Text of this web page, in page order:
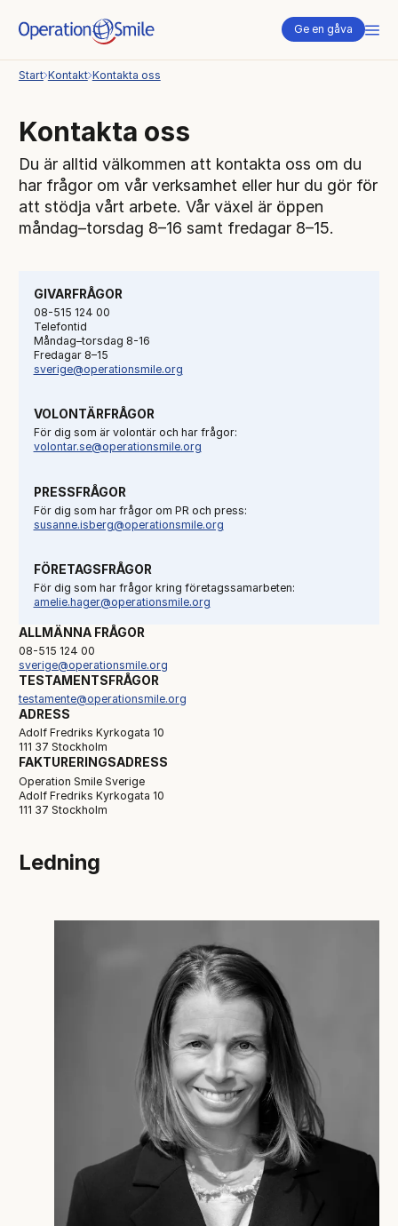
Ge en gåva
Start Kontakt Kontakta oss
Kontakta oss
Du är alltid välkommen att kontakta oss om du
har frågor om vår verksamhet eller hur du gör för
att stödja vårt arbete. Vår växel är öppen
måndag–torsdag 8–16 samt fredagar 8–15.
GIVARFRÅGOR
08-515 124 00
Telefontid
Måndag–torsdag 8-16
Fredagar 8–15
sverige@operationsmile.org
VOLONTÄRFRÅGOR
För dig som är volontär och har frågor:
volontar.se@operationsmile.org
PRESSFRÅGOR
För dig som har frågor om PR och press:
susanne.isberg@operationsmile.org
FÖRETAGSFRÅGOR
För dig som har frågor kring företagssamarbeten:
amelie.hager@operationsmile.org
ALLMÄNNA FRÅGOR
08-515 124 00
sverige@operationsmile.org
TESTAMENTSFRÅGOR
testamente@operationsmile.org
ADRESS
Adolf Fredriks Kyrkogata 10
111 37 Stockholm
FAKTURERINGSADRESS
Operation Smile Sverige
Adolf Fredriks Kyrkogata 10
111 37 Stockholm
Ledning